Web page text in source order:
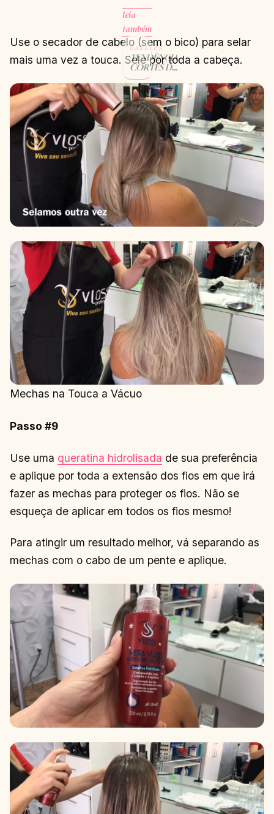
leia
também
CABELOS
TENDÊNCIAS
CORTES DE
CABELO
2024:
DESCUBRA
OS ESTILOS
DOMINANTES
NA MODA
CAPILAR
CONTINUAR
LENDO →
Use o secador de cabelo (sem o bico) para selar
mais uma vez a touca. Sele por toda a cabeça.
Mechas na Touca a Vácuo
Passo #9
Use uma queratina hidrolisada de sua preferência
e aplique por toda a extensão dos fios em que irá
fazer as mechas para proteger os fios. Não se
esqueça de aplicar em todos os fios mesmo!
Para atingir um resultado melhor, vá separando as
mechas com o cabo de um pente e aplique.